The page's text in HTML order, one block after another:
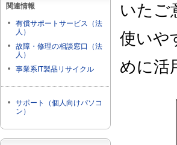
関連情報
有償サポートサービス（法
人）
故障・修理の相談窓口（法
人）
事業系IT製品リサイクル
サポート（個人向けパソコ
ン）
いたご
使いや
めに活